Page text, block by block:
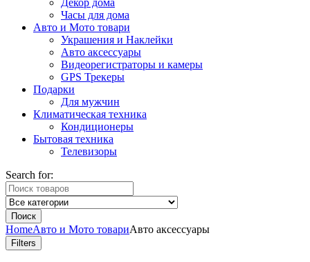
Декор дома
Часы для дома
Авто и Мото товари
Украшения и Наклейки
Авто аксессуары
Видеорегистраторы и камеры
GPS Трекеры
Подарки
Для мужчин
Климатическая техника
Кондиционеры
Бытовая техника
Телевизоры
Search for:
Поиск
HomeАвто и Мото товариАвто аксессуары
Filters